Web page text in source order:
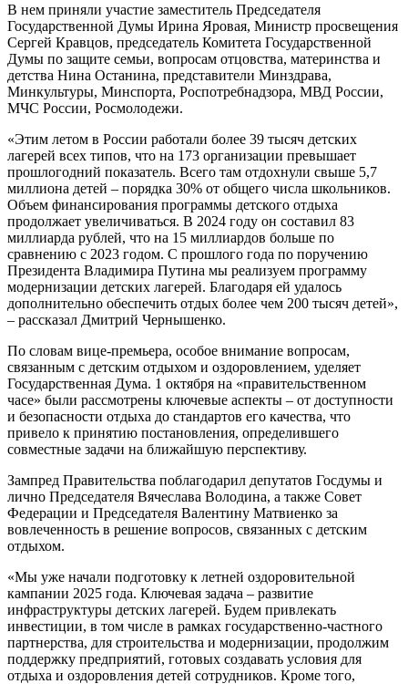
В нем приняли участие заместитель Председателя
Государственной Думы Ирина Яровая, Министр просвещения
Сергей Кравцов, председатель Комитета Государственной
Думы по защите семьи, вопросам отцовства, материнства и
детства Нина Останина, представители Минздрава,
Минкультуры, Минспорта, Роспотребнадзора, МВД России,
МЧС России, Росмолодежи.
«Этим летом в России работали более 39 тысяч детских
лагерей всех типов, что на 173 организации превышает
прошлогодний показатель. Всего там отдохнули свыше 5,7
миллиона детей – порядка 30% от общего числа школьников.
Объем финансирования программы детского отдыха
продолжает увеличиваться. В 2024 году он составил 83
миллиарда рублей, что на 15 миллиардов больше по
сравнению с 2023 годом. С прошлого года по поручению
Президента Владимира Путина мы реализуем программу
модернизации детских лагерей. Благодаря ей удалось
дополнительно обеспечить отдых более чем 200 тысяч детей»,
– рассказал Дмитрий Чернышенко.
По словам вице-премьера, особое внимание вопросам,
связанным с детским отдыхом и оздоровлением, уделяет
Государственная Дума. 1 октября на «правительственном
часе» были рассмотрены ключевые аспекты – от доступности
и безопасности отдыха до стандартов его качества, что
привело к принятию постановления, определившего
совместные задачи на ближайшую перспективу.
Зампред Правительства поблагодарил депутатов Госдумы и
лично Председателя Вячеслава Володина, а также Совет
Федерации и Председателя Валентину Матвиенко за
вовлеченность в решение вопросов, связанных с детским
отдыхом.
«Мы уже начали подготовку к летней оздоровительной
кампании 2025 года. Ключевая задача – развитие
инфраструктуры детских лагерей. Будем привлекать
инвестиции, в том числе в рамках государственно-частного
партнерства, для строительства и модернизации, продолжим
поддержку предприятий, готовых создавать условия для
отдыха и оздоровления детей сотрудников. Кроме того,